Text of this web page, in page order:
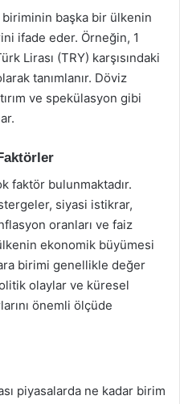
başka bir ülkenin
ifade eder. Örneğin, 1
Lirası (TRY) karşısındaki
tanımlanır. Döviz
ve spekülasyon gibi
faktör bulunmaktadır.
siyasi istikrar,
oranları ve faiz
ekonomik büyümesi
birimi genellikle değer
olaylar ve küresel
önemli ölçüde
piyasalarda ne kadar birim